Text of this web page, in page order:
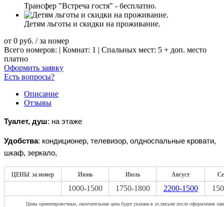
Трансфер "Встреча гостя" - бесплатно.
Детям льготы и скидки на проживание.
от 0 руб. / за номер
Всего номеров: | Комнат: 1 | Спальных мест: 5 + доп. место
платно
Оформить заявку
Есть вопросы?
Описание
Отзывы
Туалет, душ: на этаже
Удобства: кондиционер, телевизор, олдноспальные кровати,
шкаф, зеркало,
ЦЕНЫ: за номер Июнь Июль Август
1000-1500 1750-1800 2200-1500
Цены ориентировочные, окончательная цена будет указана в эл.письме после оформления